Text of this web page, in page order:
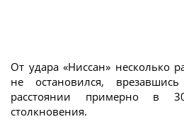
От удара «Ниссан» несколько
не остановился,
расстоянии примерно в
столкновения.